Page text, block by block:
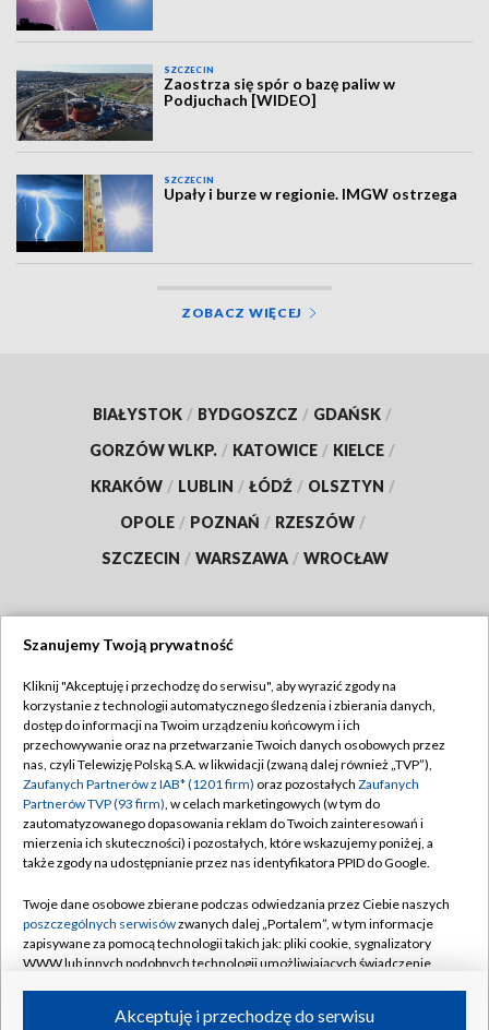
SZCZECIN
Zaostrza się spór o bazę paliw w
Podjuchach [WIDEO]
SZCZECIN
Upały i burze w regionie. IMGW ostrzega
ZOBACZ WIĘCEJ
BIAŁYSTOK / BYDGOSZCZ / GDAŃSK /
GORZÓW WLKP. / KATOWICE / KIELCE /
KRAKÓW / LUBLIN / ŁÓDŹ / OLSZTYN /
OPOLE / POZNAŃ / RZESZÓW /
SZCZECIN / WARSZAWA / WROCŁAW
TVP
Abonament TVP
Emisja w TVP
Centrum informacji TVP
Naziemna Telewizja Cyfrowa
Rada Programowa
System NOS
Informacje o nadawcy
Program dla prasy
Regulamin TVP
Polityka prywatności
Moje zgody
Pomoc
Kontakt
Kanały
Szanujemy Twoją prywatność
Kliknij "Akceptuję i przechodzę do serwisu", aby wyrazić zgody na
korzystanie z technologii automatycznego śledzenia i zbierania danych,
dostęp do informacji na Twoim urządzeniu końcowym i ich
przechowywanie oraz na przetwarzanie Twoich danych osobowych przez
nas, czyli Telewizję Polską S.A. w likwidacji (zwaną dalej również „TVP”),
Zaufanych Partnerów z IAB* (1201 firm) oraz pozostałych Zaufanych
Partnerów TVP (93 firm), w celach marketingowych (w tym do
zautomatyzowanego dopasowania reklam do Twoich zainteresowań i
mierzenia ich skuteczności) i pozostałych, które wskazujemy poniżej, a
także zgody na udostępnianie przez nas identyfikatora PPID do Google.
Twoje dane osobowe zbierane podczas odwiedzania przez Ciebie naszych
poszczególnych serwisówzwanych dalej „Portalem”, w tym informacje
zapisywane za pomocą technologii takich jak: pliki cookie, sygnalizatory
WWW lub innych podobnych technologii umożliwiających świadczenie
ruchu w Internecie.Akceptuję i przechodzę do serwisu